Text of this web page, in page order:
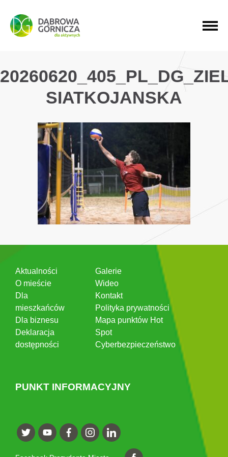
PRZEJDŹ DO MENU GŁÓWNEGO
PRZEJDŹ DO WYSZUKIWARKI
PRZEJDŹ DO TREŚCI
SIATKOJANSKA
Aktualności
O mieście
Dla
mieszkańców
Dla biznesu
Deklaracja
dostępności
Galerie
Wideo
Kontakt
Polityka prywatności
Mapa punktów Hot
Spot
Cyberbezpieczeństwo
PUNKT INFORMACYJNY